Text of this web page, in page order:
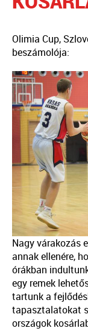
Olimia Cup,
beszámolója:
Nagy várakozás
annak ellenére,
órákban
egy remek
tartunk a
tapasztalatokat
országok